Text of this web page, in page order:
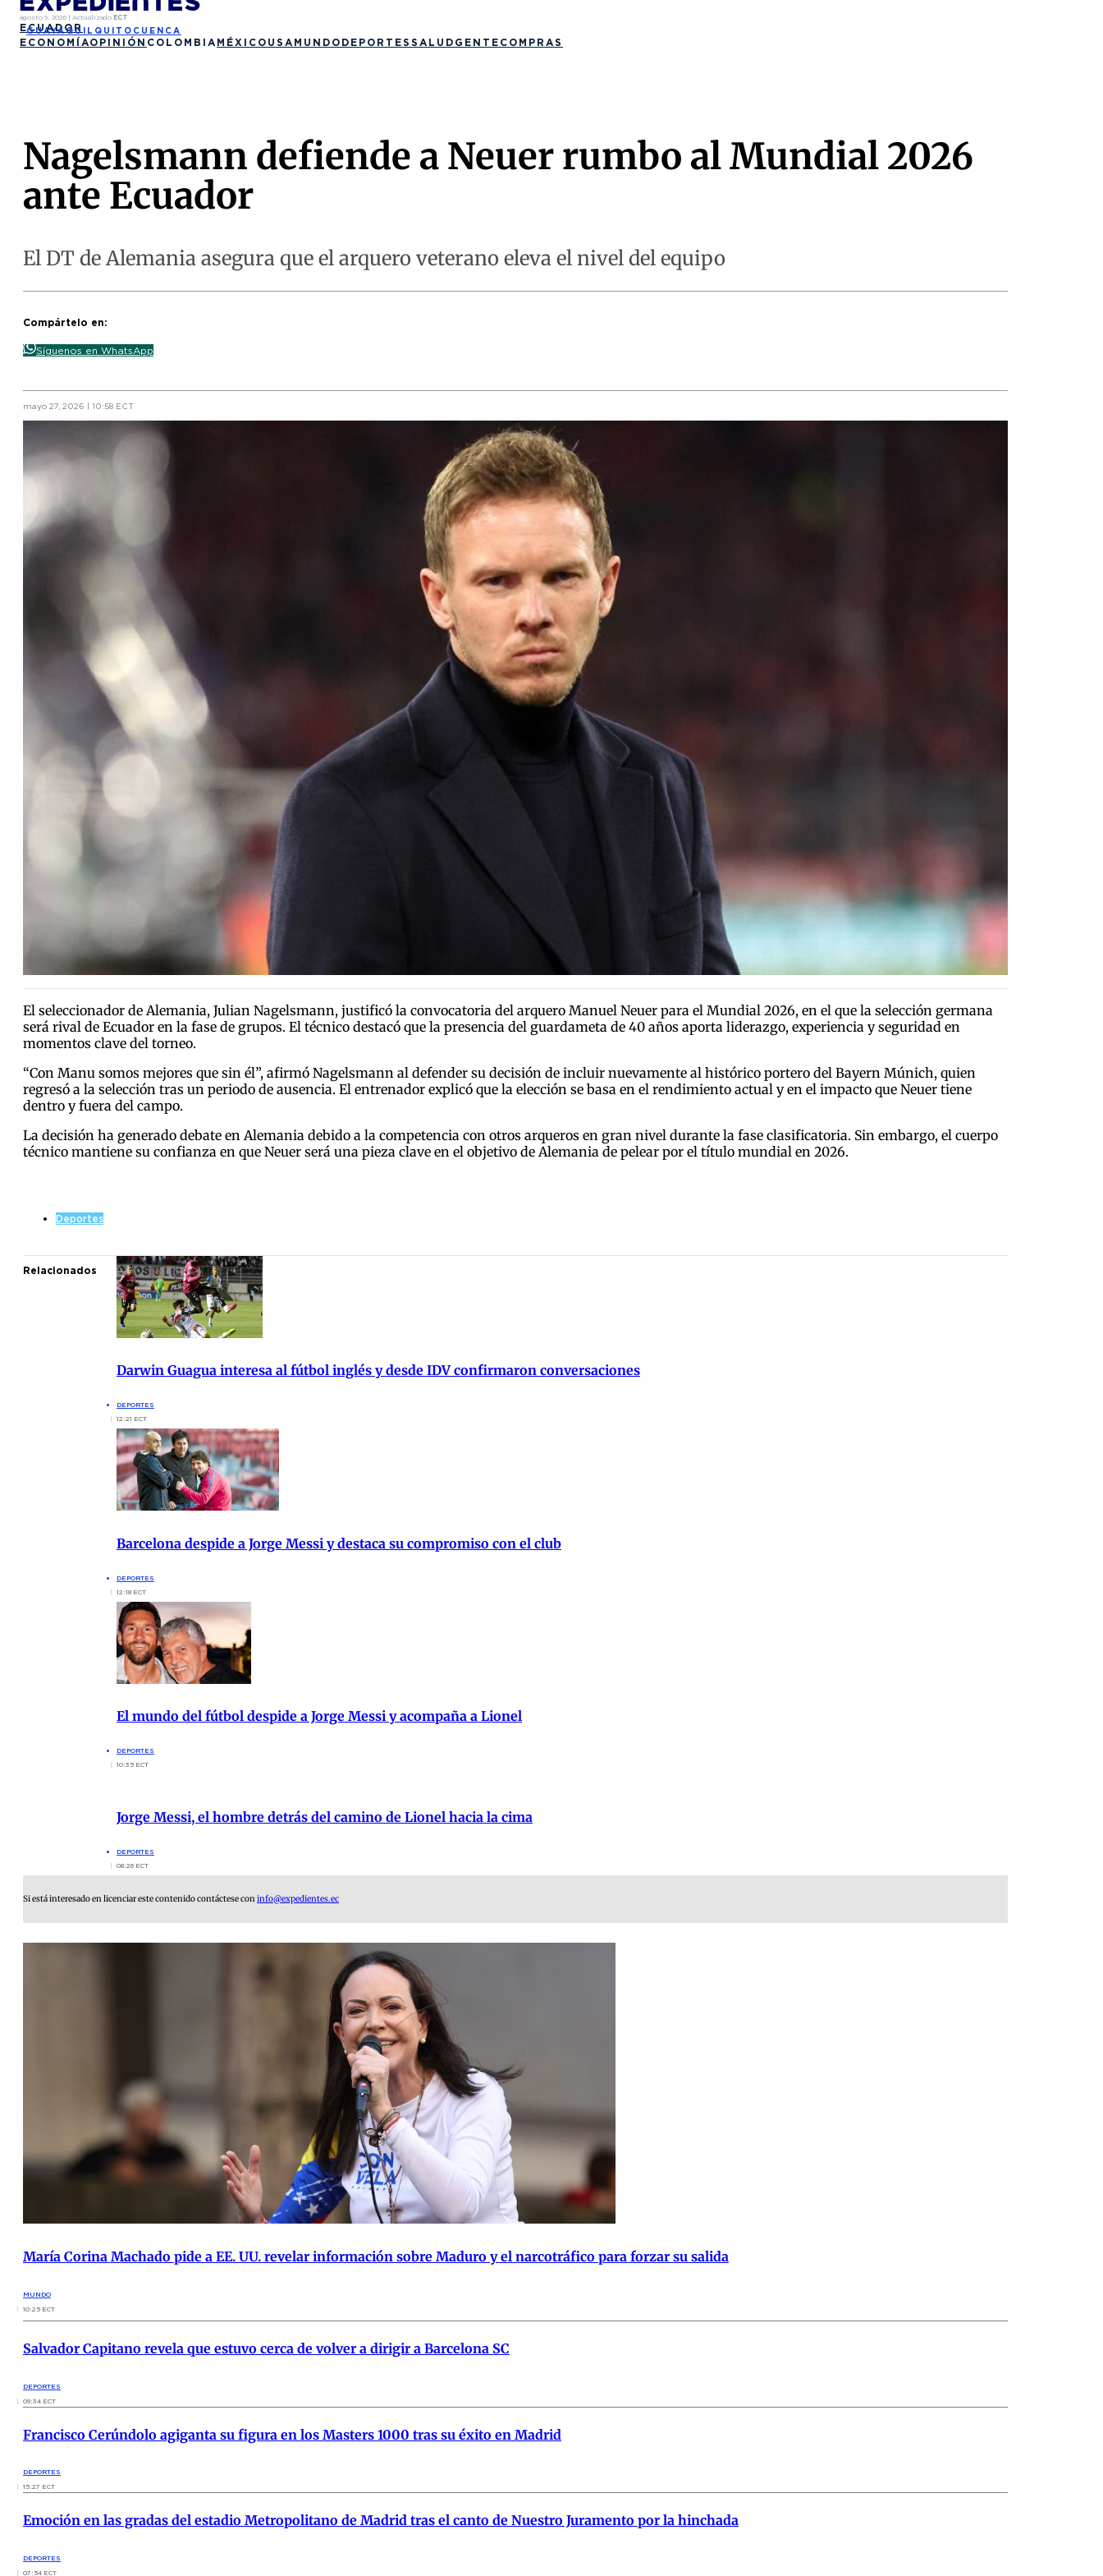
agosto 9, 2026 | Actualizado ECT
ECUADOR
GUAYAQUIL QUITO CUENCA
ECONOMÍAOPINIÓN COLOMBIA MÉXICO USA MUNDO DEPORTES SALUD GENTE COMPRAS
Nagelsmann defiende a Neuer rumbo al Mundial 2026
ante Ecuador
El DT de Alemania asegura que el arquero veterano eleva el nivel del equipo
Compártelo en:
Síguenos en WhatsApp
mayo 27, 2026 | 10:58 ECT
El seleccionador de Alemania, Julian Nagelsmann, justificó la convocatoria del arquero Manuel Neuer para el Mundial 2026, en el que la selección germana
será rival de Ecuador en la fase de grupos. El técnico destacó que la presencia del guardameta de 40 años aporta liderazgo, experiencia y seguridad en
momentos clave del torneo.
“Con Manu somos mejores que sin él”, afirmó Nagelsmann al defender su decisión de incluir nuevamente al histórico portero del Bayern Múnich, quien
regresó a la selección tras un periodo de ausencia. El entrenador explicó que la elección se basa en el rendimiento actual y en el impacto que Neuer tiene
dentro y fuera del campo.
La decisión ha generado debate en Alemania debido a la competencia con otros arqueros en gran nivel durante la fase clasificatoria. Sin embargo, el cuerpo
técnico mantiene su confianza en que Neuer será una pieza clave en el objetivo de Alemania de pelear por el título mundial en 2026.
Deportes
Relacionados
Darwin Guagua interesa al fútbol inglés y desde IDV confirmaron conversaciones
DEPORTES
12:21 ECT
Barcelona despide a Jorge Messi y destaca su compromiso con el club
DEPORTES
12:18 ECT
El mundo del fútbol despide a Jorge Messi y acompaña a Lionel
DEPORTES
10:35 ECT
Jorge Messi, el hombre detrás del camino de Lionel hacia la cima
DEPORTES
08:26 ECT
Si está interesado en licenciar este contenido contáctese coninfo@expedientes.ec
María Corina Machado pide a EE. UU. revelar información sobre Maduro y el narcotráfico para forzar su salida
MUNDO
10:25 ECT
Salvador Capitano revela que estuvo cerca de volver a dirigir a Barcelona SC
DEPORTES
09:34 ECT
Francisco Cerúndolo agiganta su figura en los Masters 1000 tras su éxito en Madrid
DEPORTES
15:27 ECT
Emoción en las gradas del estadio Metropolitano de Madrid tras el canto de Nuestro Juramento por la hinchada
DEPORTES
07:54 ECT